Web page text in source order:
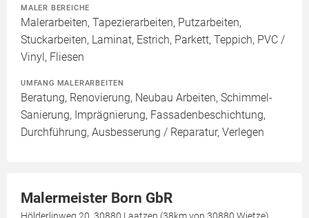
MALER BEREICHE
Malerarbeiten, Tapezierarbeiten, Putzarbeiten,
Stuckarbeiten, Laminat, Estrich, Parkett, Teppich, PVC /
Vinyl, Fliesen
UMFANG MALERARBEITEN
Beratung, Renovierung, Neubau Arbeiten, Schimmel-
Sanierung, Imprägnierung, Fassadenbeschichtung,
Durchführung, Ausbesserung / Reparatur, Verlegen
Malermeister Born GbR